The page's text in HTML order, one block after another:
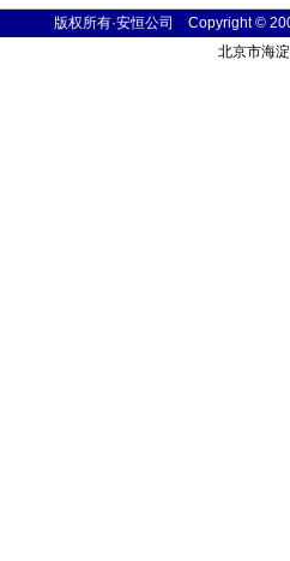
版权所有·安恒公司 Copyright ©
北京市海